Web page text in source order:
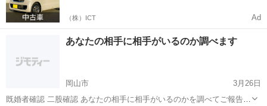
（株）ICT Ad
あなたの相手に相手がいるのか調べます
岡山市
3月26日
既婚者確認 二股確認 あなたの相手に相手がいるのかを調べてご報告。